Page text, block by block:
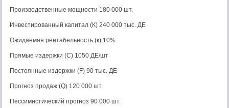
Производственные мощности 180 000 шт.
Инвестированный капитал (К) 240 000 тыс. ДЕ
Ожидаемая рентабельность (к) 10%
Прямые издержки (С) 1050 ДЕ/шт
Постоянные издержки (F) 90 тыс. ДЕ
Прогноз продаж (Q) 120 000 шт.
Пессимистический прогноз 90 000 шт.